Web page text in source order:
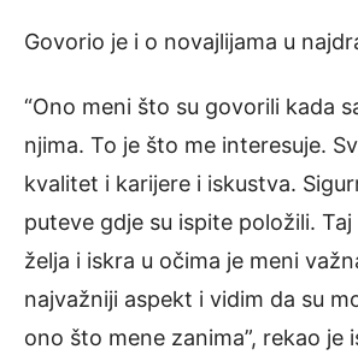
Govorio je i o novajlijama u
“Ono meni što su govorili kada
njima. To je što me interesuje.
kvalitet i karijere i iskustva.
puteve gdje su ispite položili.
želja i iskra u očima je meni
najvažniji aspekt i vidim da su
ono što mene zanima”, rekao je